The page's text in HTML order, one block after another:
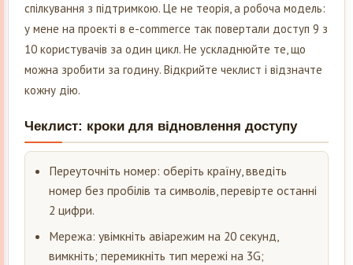
спілкування з підтримкою. Це не теорія, а робоча модель:
у мене на проекті в e-commerce так повертали доступ 9 з
10 користувачів за один цикл. Не ускладнюйте те, що
можна зробити за годину. Відкрийте чеклист і відзначте
кожну дію.
Чеклист: кроки для відновлення доступу
Переуточніть номер: оберіть країну, введіть
номер без пробілів та символів, перевірте останні
2 цифри.
Мережа: увімкніть авіарежим на 20 секунд,
вимкніть; перемикніть тип мережі на 3G;